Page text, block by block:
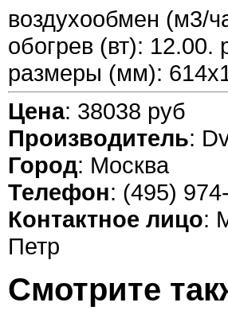
воздухообмен (м3/
обогрев (вт):
размеры (мм):
Цена: 38038 руб
Производитель:
Город: Москва
Телефон: (495)
Контактное лицо:
Петр
Смотрите